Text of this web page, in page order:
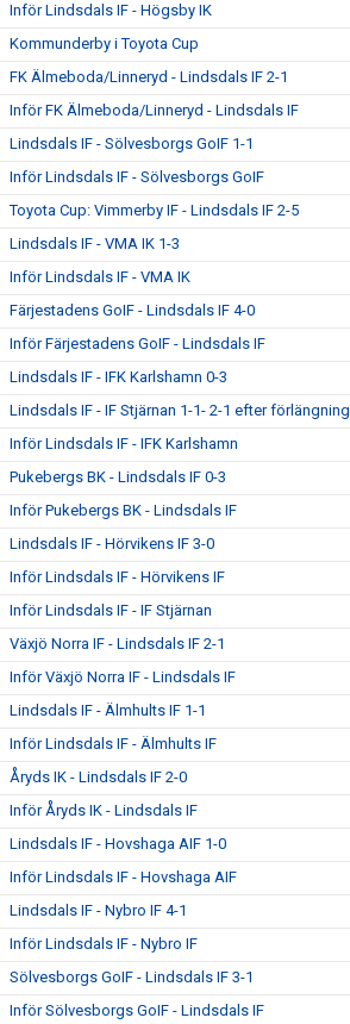
Inför Lindsdals IF - Högsby IK
Kommunderby i Toyota Cup
FK Älmeboda/Linneryd - Lindsdals IF 2-1
Inför FK Älmeboda/Linneryd - Lindsdals IF
Lindsdals IF - Sölvesborgs GoIF 1-1
Inför Lindsdals IF - Sölvesborgs GoIF
Toyota Cup: Vimmerby IF - Lindsdals IF 2-5
Lindsdals IF - VMA IK 1-3
Inför Lindsdals IF - VMA IK
Färjestadens GoIF - Lindsdals IF 4-0
Inför Färjestadens GoIF - Lindsdals IF
Lindsdals IF - IFK Karlshamn 0-3
Lindsdals IF - IF Stjärnan 1-1- 2-1 efter förlängning
Inför Lindsdals IF - IFK Karlshamn
Pukebergs BK - Lindsdals IF 0-3
Inför Pukebergs BK - Lindsdals IF
Lindsdals IF - Hörvikens IF 3-0
Inför Lindsdals IF - Hörvikens IF
Inför Lindsdals IF - IF Stjärnan
Växjö Norra IF - Lindsdals IF 2-1
Inför Växjö Norra IF - Lindsdals IF
Lindsdals IF - Älmhults IF 1-1
Inför Lindsdals IF - Älmhults IF
Åryds IK - Lindsdals IF 2-0
Inför Åryds IK - Lindsdals IF
Lindsdals IF - Hovshaga AIF 1-0
Inför Lindsdals IF - Hovshaga AIF
Lindsdals IF - Nybro IF 4-1
Inför Lindsdals IF - Nybro IF
Sölvesborgs GoIF - Lindsdals IF 3-1
Inför Sölvesborgs GoIF - Lindsdals IF